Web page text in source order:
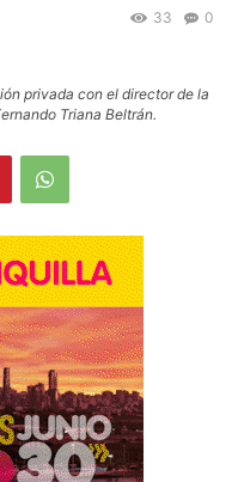
0
33
privada con el director de la
Triana Beltrán.